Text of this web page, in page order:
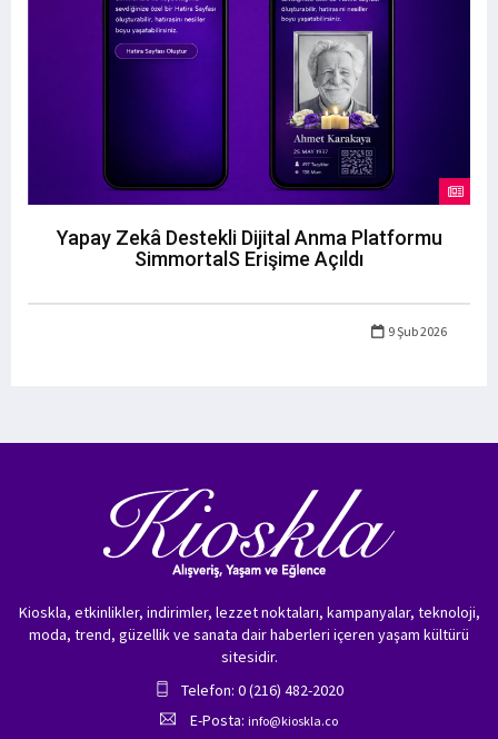
Yapay Zekâ Destekli Dijital Anma Platformu
SimmortalS Erişime Açıldı
9 Şub 2026
Kioskla, etkinlikler, indirimler, lezzet noktaları, kampanyalar, teknoloji,
moda, trend, güzellik ve sanata dair haberleri içeren yaşam kültürü
sitesidir.
Telefon: 0 (216) 482-2020
E-Posta: info@kioskla.co